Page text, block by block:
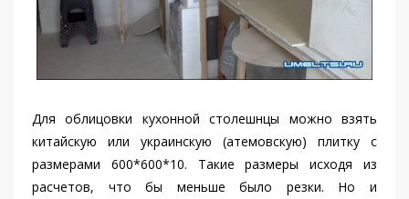
Для облицовки кухонной столешнцы можно взять
китайскую или украинскую (атемовскую) плитку с
размерами 600*600*10. Такие размеры исходя из
расчетов, что бы меньше было резки. Но и